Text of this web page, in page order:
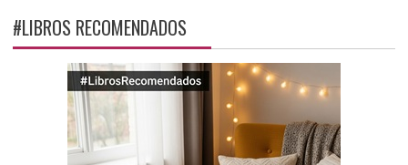
#LIBROS RECOMENDADOS